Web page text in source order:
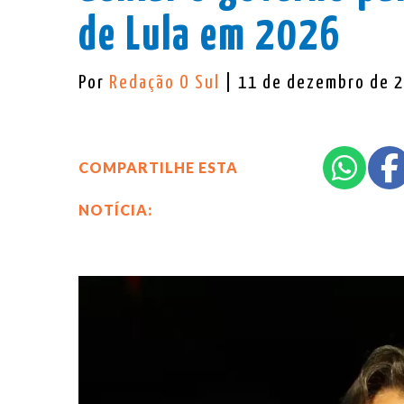
de Lula em 2026
Por Redação O Sul | 11 de dezembro de
COMPARTILHE ESTA
NOTÍCIA: